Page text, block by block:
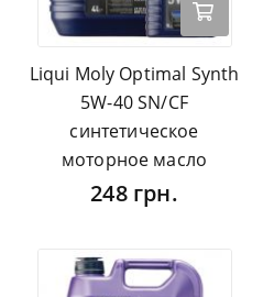
Liqui Moly Optimal Synth
5W-40 SN/CF
синтетическое
моторное масло
248 грн.